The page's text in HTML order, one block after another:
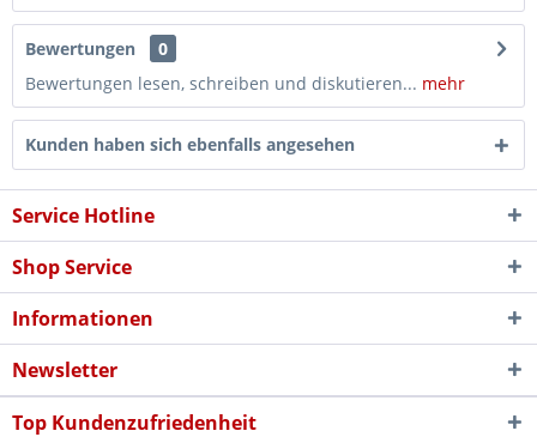
Bewertungen
0
Bewertungen lesen, schreiben und diskutieren... mehr
Kunden haben sich ebenfalls angesehen
Service Hotline
Shop Service
Informationen
Newsletter
Top Kundenzufriedenheit